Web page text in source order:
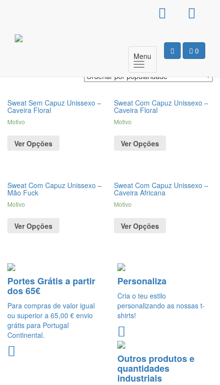
0
Menu
Caveiras
Sweat Sem Capuz Unissexo –
Caveira Floral
Motivo
Ver Opções
Sweat Com Capuz Unissexo –
Caveira Floral
Motivo
Ver Opções
Sweat Com Capuz Unissexo –
Mão Fuck
Motivo
Ver Opções
Sweat Com Capuz Unissexo –
Caveira Africana
Motivo
Ver Opções
Portes Grátis a partir
dos 65€
Para compras de valor igual
ou superior a 65,00 € envio
grátis para Portugal
Continental.
Personaliza
Cria o teu estilo
personalizando as nossas t-
shirts!
Outros produtos e
quantidades
industriais